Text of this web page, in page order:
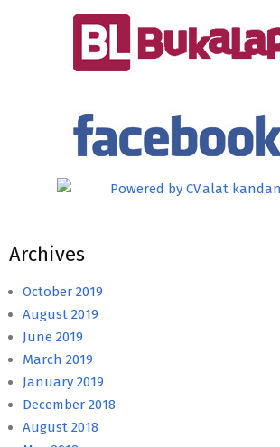
Archives
October 2019
August 2019
June 2019
March 2019
January 2019
December 2018
August 2018